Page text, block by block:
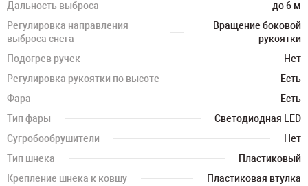
Дальность выброса
до 6 м
Регулировка направления
выброса снега
Вращение боковой
рукоятки
Подогрев ручек
Нет
Регулировка рукоятки по высоте
Есть
Фара
Есть
Тип фары
Светодиодная LED
Сугробообрушители
Нет
Тип шнека
Пластиковый
Крепление шнека к ковшу
Пластиковая втулка